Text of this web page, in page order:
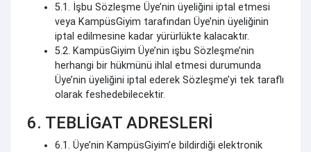
5.1. İşbu Sözleşme Üye’nin üyeliğini iptal etmesi
veya KampüsGiyim tarafından Üye’nin üyeliğinin
iptal edilmesine kadar yürürlükte kalacaktır.
5.2. KampüsGiyim Üye’nin işbu Sözleşme’nin
herhangi bir hükmünü ihlal etmesi durumunda
Üye’nin üyeliğini iptal ederek Sözleşme’yi tek taraflı
olarak feshedebilecektir.
6. TEBLİGAT ADRESLERİ
6.1. Üye’nin KampüsGiyim’e bildirdiği elektronik